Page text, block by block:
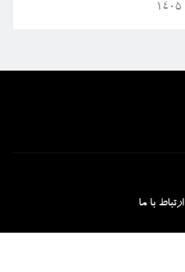
ارتباط با ما